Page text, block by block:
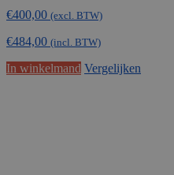
€400,00 (excl. BTW)
€484,00 (incl. BTW)
In winkelmand Vergelijken